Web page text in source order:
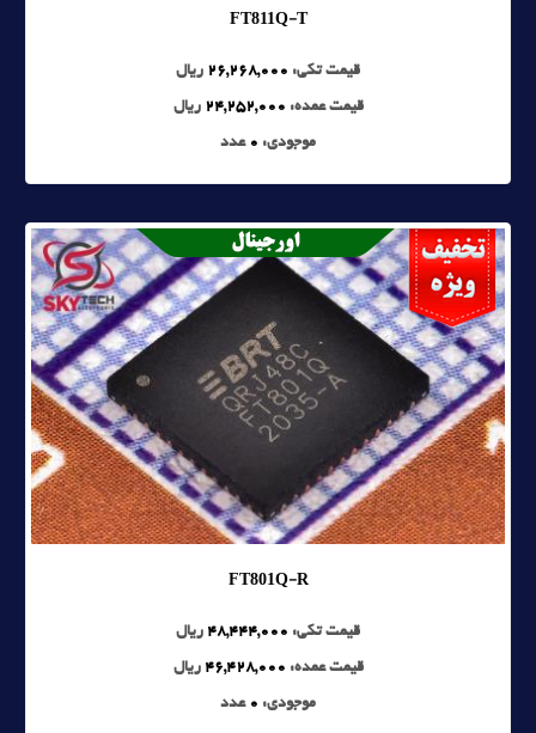
FT811Q-T
قیمت تکی: 26,268,000 ریال
قیمت عمده: 24,252,000 ریال
موجودی: 0 عدد
FT801Q-R
قیمت تکی: 48,444,000 ریال
قیمت عمده: 46,428,000 ریال
موجودی: 0 عدد